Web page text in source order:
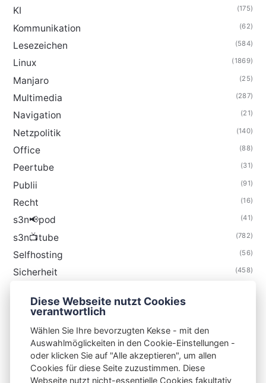
KI (175)
Kommunikation (62)
Lesezeichen (584)
Linux (1869)
Manjaro (25)
Multimedia (287)
Navigation (21)
Netzpolitik (140)
Office (88)
Peertube (31)
Publii (91)
Recht (16)
s3n📢pod (41)
s3n📺tube (782)
Selfhosting (56)
Sicherheit (458)
Thunderbird
S3N🧩NET
Diese Webseite nutzt Cookies
verantwortlich
Wählen Sie Ihre bevorzugten Kekse - mit den
Auswahlmöglickeiten in den Cookie-Einstellungen -
oder klicken Sie auf "Alle akzeptieren", um allen
Cookies für diese Seite zuzustimmen. Diese
Webseite nutzt nicht-essentielle Cookies fakultativ